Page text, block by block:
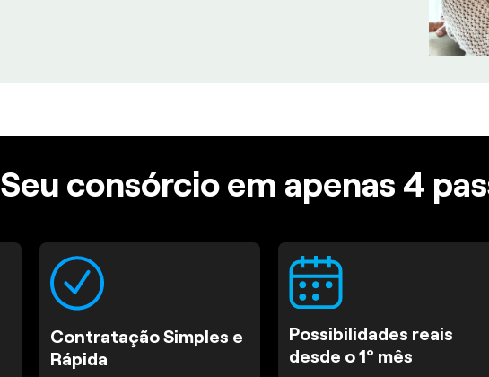
Seu consórcio em apenas 4
Contratação Simples e
Rápida
Possibilidades reais
desde o 1º mês